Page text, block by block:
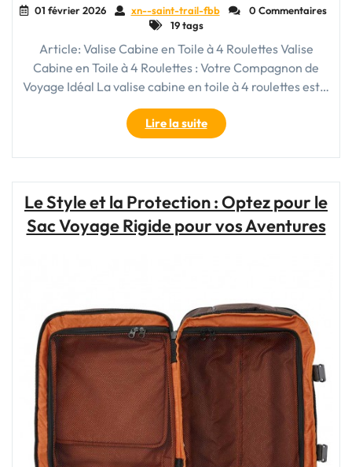
01 février 2026 xn--saint-trail-fbb
0 Commentaires
19 tags
Article: Valise Cabine en Toile à 4 Roulettes Valise
Cabine en Toile à 4 Roulettes : Votre Compagnon de
Voyage Idéal La valise cabine en toile à 4 roulettes est…
Lire la suite"Valise
cabine
en
4
roulettes
voyage
parfait"
Le Style et la Protection : Optez pour le
Sac Voyage Rigide pour vos Aventures